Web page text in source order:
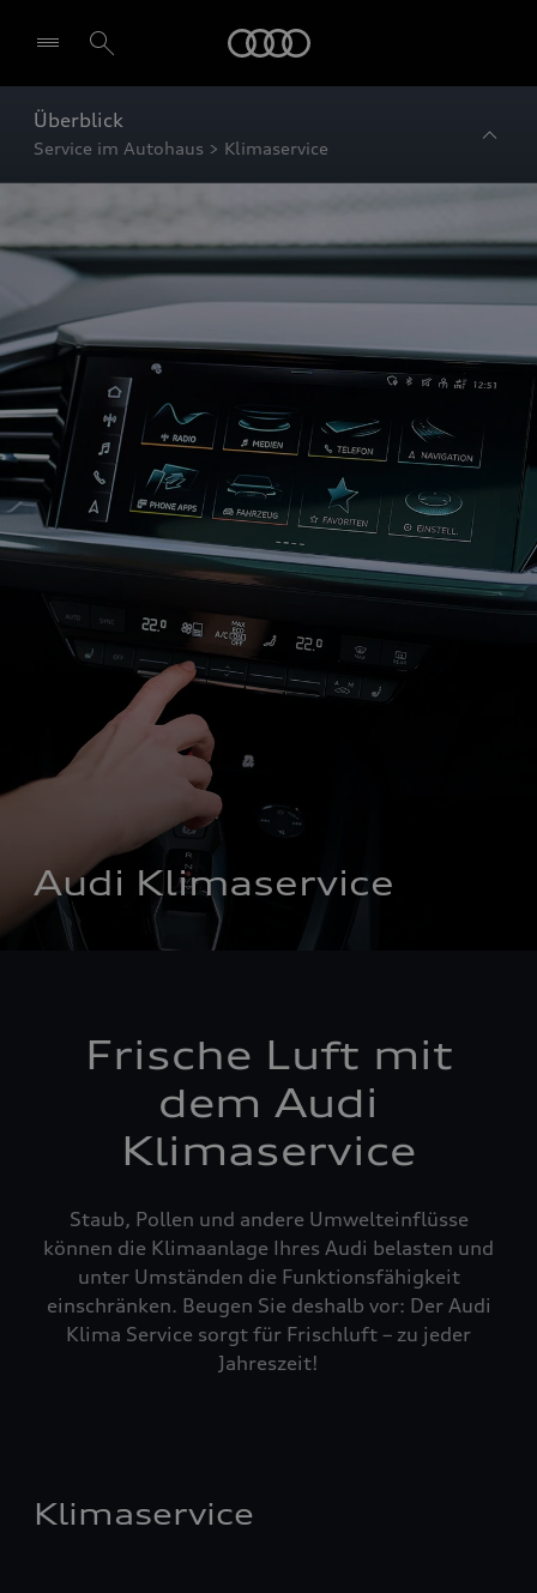
Überblick
Service im Autohaus > Klimaservice
Audi Klimaservice
Frische Luft mit
dem Audi
Klimaservice
Staub, Pollen und andere Umwelteinflüsse
können die Klimaanlage Ihres Audi belasten und
unter Umständen die Funktionsfähigkeit
einschränken. Beugen Sie deshalb vor: Der Audi
Klima Service sorgt für Frischluft – zu jeder
Jahreszeit!
Klimaservice